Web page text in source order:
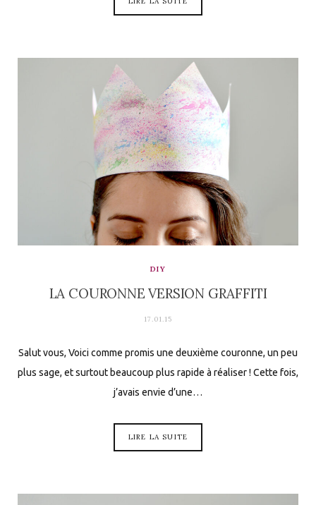
DIY
LA COURONNE VERSION GRAFFITI
17.01.15
Salut vous, Voici comme promis une deuxième couronne, un peu
plus sage, et surtout beaucoup plus rapide à réaliser ! Cette fois,
j’avais envie d’une…
LIRE LA SUITE